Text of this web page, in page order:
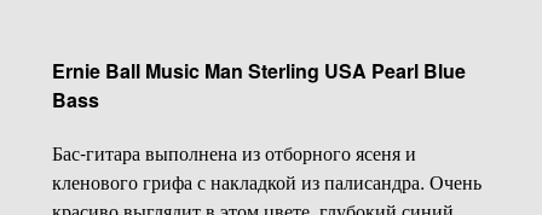
Ernie Ball Music Man Sterling USA Pearl Blue
Bass
Бас-гитара выполнена из отборного ясеня и
кленового грифа с накладкой из палисандра. Очень